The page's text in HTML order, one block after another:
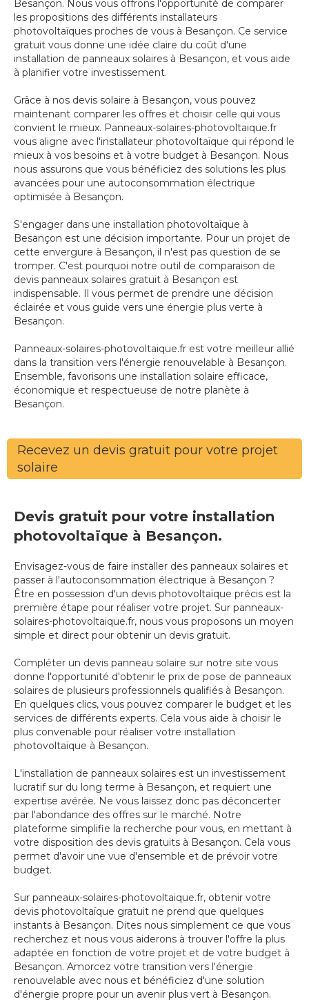
Besançon. Nous vous offrons l'opportunité de comparer
les propositions des différents installateurs
photovoltaïques proches de vous à Besançon. Ce service
gratuit vous donne une idée claire du coût d'une
installation de panneaux solaires à Besançon, et vous aide
à planifier votre investissement.
Grâce à nos devis solaire à Besançon, vous pouvez
maintenant comparer les offres et choisir celle qui vous
convient le mieux. Panneaux-solaires-photovoltaique.fr
vous aligne avec l'installateur photovoltaïque qui répond le
mieux à vos besoins et à votre budget à Besançon. Nous
nous assurons que vous bénéficiez des solutions les plus
avancées pour une autoconsommation électrique
optimisée à Besançon.
S'engager dans une installation photovoltaïque à
Besançon est une décision importante. Pour un projet de
cette envergure à Besançon, il n'est pas question de se
tromper. C'est pourquoi notre outil de comparaison de
devis panneaux solaires gratuit à Besançon est
indispensable. Il vous permet de prendre une décision
éclairée et vous guide vers une énergie plus verte à
Besançon.
Panneaux-solaires-photovoltaique.fr est votre meilleur allié
dans la transition vers l'énergie renouvelable à Besançon.
Ensemble, favorisons une installation solaire efficace,
économique et respectueuse de notre planète à
Besançon.
Recevez un devis gratuit pour votre projet
solaire
Devis gratuit pour votre installation
photovoltaïque à Besançon.
Envisagez-vous de faire installer des panneaux solaires et
passer à l'autoconsommation électrique à Besançon ?
Être en possession d'un devis photovoltaïque précis est la
première étape pour réaliser votre projet. Sur panneaux-
solaires-photovoltaique.fr, nous vous proposons un moyen
simple et direct pour obtenir un devis gratuit.
Compléter un devis panneau solaire sur notre site vous
donne l'opportunité d'obtenir le prix de pose de panneaux
solaires de plusieurs professionnels qualifiés à Besançon.
En quelques clics, vous pouvez comparer le budget et les
services de différents experts. Cela vous aide à choisir le
plus convenable pour réaliser votre installation
photovoltaïque à Besançon.
L'installation de panneaux solaires est un investissement
lucratif sur du long terme à Besançon, et requiert une
expertise avérée. Ne vous laissez donc pas déconcerter
par l'abondance des offres sur le marché. Notre
plateforme simplifie la recherche pour vous, en mettant à
votre disposition des devis gratuits à Besançon. Cela vous
permet d'avoir une vue d'ensemble et de prévoir votre
budget.
Sur panneaux-solaires-photovoltaique.fr, obtenir votre
devis photovoltaïque gratuit ne prend que quelques
instants à Besançon. Dites nous simplement ce que vous
recherchez et nous vous aiderons à trouver l'offre la plus
adaptée en fonction de votre projet et de votre budget à
Besançon. Amorcez votre transition vers l'énergie
renouvelable avec nous et bénéficiez d'une solution
d'énergie propre pour un avenir plus vert à Besançon.